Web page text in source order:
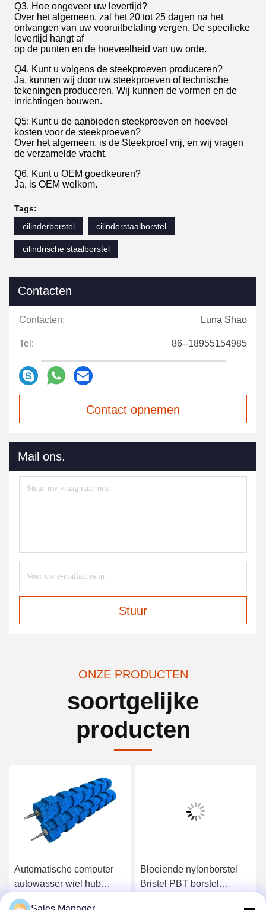
Q3. Hoe ongeveer uw levertijd?
Over het algemeen, zal het 20 tot 25 dagen na het
ontvangen van uw vooruitbetaling vergen. De specifieke
levertijd hangt af
op de punten en de hoeveelheid van uw orde.
Q4. Kunt u volgens de steekproeven produceren?
Ja, kunnen wij door uw steekproeven of technische
tekeningen produceren. Wij kunnen de vormen en de
inrichtingen bouwen.
Q5: Kunt u de aanbieden steekproeven en hoeveel
kosten voor de steekproeven?
Over het algemeen, is de Steekproef vrij, en wij vragen
de verzamelde vracht.
Q6. Kunt u OEM goedkeuren?
Ja, is OEM welkom.
Tags:
cilinderborstel
cilinderstaalborstel
cilindrische staalborstel
Contacten
Contacten: Luna Shao
Tel: 86--18955154985
Contact opnemen
Mail ons.
Stuur
ONZE PRODUCTEN
soortgelijke
producten
Automatische computer
autowasser wiel hub
borstel rol met hoge / lage
Bloeiende nylonborstel
Bristel PBT borstel